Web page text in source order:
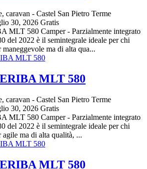
caravan - Castel San Pietro Terme
30, 2026 Gratis
MLT 580 Camper - Parzialmente integrato
del 2022 è il semintegrale ideale per chi
maneggevole ma di alta qua...
MLT 580
caravan - Castel San Pietro Terme
30, 2026 Gratis
MLT 580 Camper - Parzialmente integrato
del 2022 è il semintegrale ideale per chi
agile ma di alta qualità, ...
MLT 580